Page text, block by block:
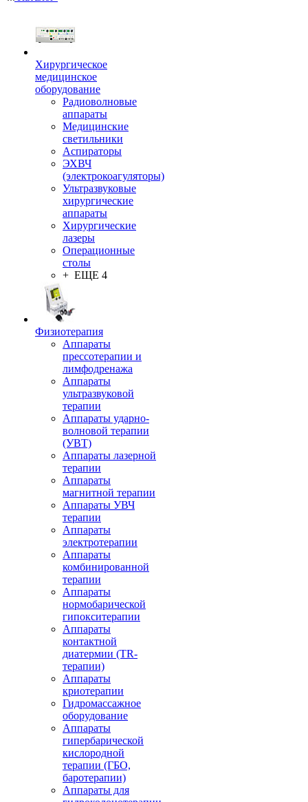
Хирургическое
медицинское
оборудование
Радиоволновые
аппараты
Медицинские
светильники
Аспираторы
ЭХВЧ
(электрокоагуляторы)
Ультразвуковые
хирургические
аппараты
Хирургические
лазеры
Операционные
столы
+ ЕЩЕ 4
Физиотерапия
Аппараты
прессотерапии и
лимфодренажа
Аппараты
ультразвуковой
терапии
Аппараты ударно-
волновой терапии
(УВТ)
Аппараты лазерной
терапии
Аппараты
магнитной терапии
Аппараты УВЧ
терапии
Аппараты
электротерапии
Аппараты
комбинированной
терапии
Аппараты
нормобарической
гипокситерапии
Аппараты
контактной
диатермии (TR-
терапии)
Аппараты
криотерапии
Гидромассажное
оборудование
Аппараты
гипербарической
кислородной
терапии (ГБО,
баротерапии)
Аппараты для